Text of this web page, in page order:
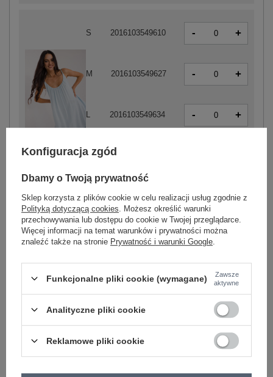
S 2016103549610 - +
M 2016103549627 - +
L 2016103549634 - +
XL 2016103549641
XL 2016103549726 -
Zobacz wszystkie kolory (+1)
Konfiguracja zgód
Dbamy o Twoją prywatność
Sklep korzysta z plików cookie w celu realizacji usług zgodnie z
Polityką dotyczącą cookies . Możesz określić warunki
przechowywania lub dostępu do cookie w Twojej przeglądarce.
Więcej informacji na temat warunków i prywatności można
znaleźć także na stronie Prywatność i warunki Google
Funkcjonalne pliki cookie (wymagane)
Zawsze
aktywne
Analityczne pliki cookie
Reklamowe pliki cookie